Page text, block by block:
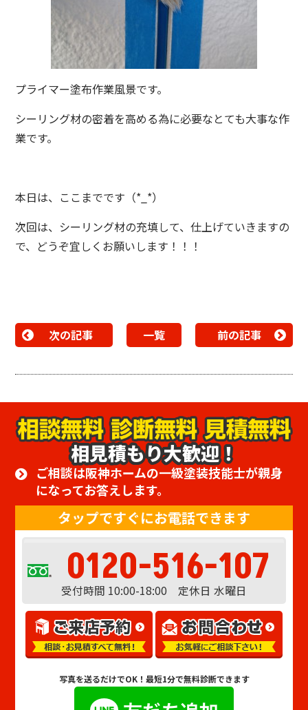
プライマー塗布作業風景です。
シーリング材の密着を高める為に必要なとても大事な作
業です。
本日は、ここまでです（*_*）
次回は、シーリング材の充填して、仕上げていきますの
で、どうぞ宜しくお願いします！！！
次の記事 一覧 前の記事
相見積もり大歓迎！
ご相談は阪神ホームの一級塗装技能士が親身
になってお答えします。
タップですぐにお電話できます
0120-516-107
受付時間 10:00-18:00 定休日 水曜日
写真を送るだけでOK！ 最短1分で無料診断できます